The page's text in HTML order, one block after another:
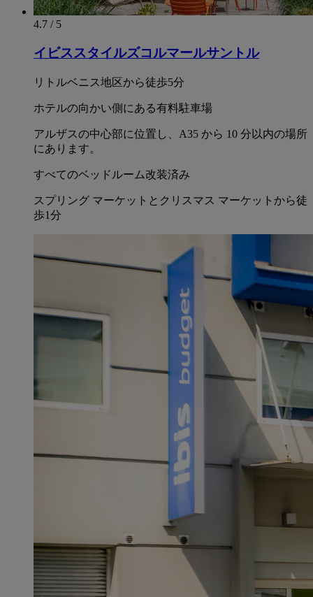
4.7 / 5
イビススタイルズコルマールサントル
リトルベニス地区から徒歩5分
ホテルの向かい側にある有料駐車場
アルザスの中心部に位置し、A35 から 10 分以内の場所
にあります。
すべてのベッドルーム改装済み
スプリング マーケットとクリスマス マーケットから徒
歩1分